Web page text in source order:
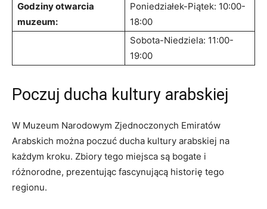
Godziny otwarcia
muzeum:
Poniedziałek-Piątek: 10:00-
18:00
Sobota-Niedziela: 11:00-
19:00
Poczuj ⁤ducha⁣ kultury arabskiej
W Muzeum Narodowym ‌Zjednoczonych Emiratów
⁣Arabskich‍ można ⁤poczuć ducha ⁣kultury arabskiej na
każdym‍ kroku. Zbiory‍ tego ⁢miejsca są bogate i
różnorodne, ⁢prezentując fascynującą historię tego
regionu.